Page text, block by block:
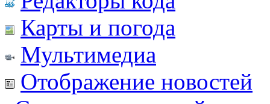
Карты и погода
Мультимедиа
Отображение новостей